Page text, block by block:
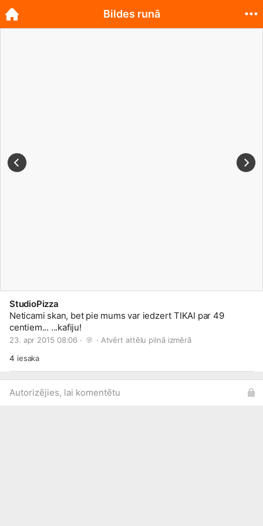
StudioPizza
Neticami skan, bet pie mums var iedzert TIKAI par 49
centiem... ...kafiju!
23. apr 2015 08:06 · · Atvērt attēlu pilnā izmērā
4 iesaka
Autorizējies, lai komentētu
Bildes runā